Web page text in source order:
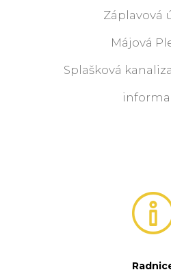
Záplavová
Májová
Splašková